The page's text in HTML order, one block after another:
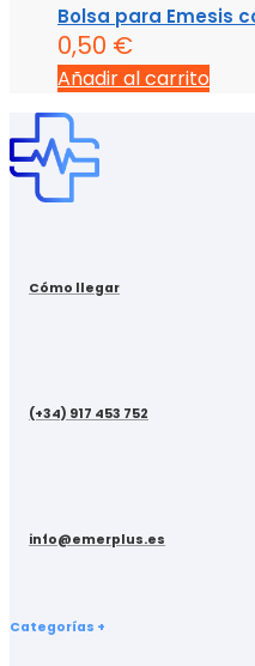
Bolsa para Emesis
0,50 €
Añadir al carrito
Cómo llegar
(+34) 917 453 752
info@emerplus.es
Categorías +